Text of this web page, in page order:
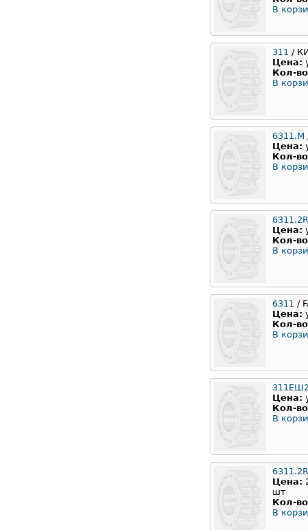
В
311 /
Цена:
Кол-
В
6311.M
Цена:
Кол-
В
Цена:
Кол-
В
6311 /
Цена:
Кол-
В
Цена:
Кол-
В
Цена:
шт
Кол-
В